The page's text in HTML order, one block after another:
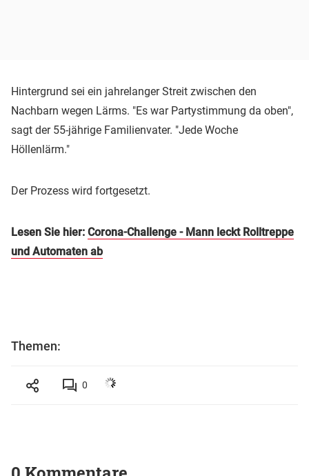
Hintergrund sei ein jahrelanger Streit zwischen den
Nachbarn wegen Lärms. "Es war Partystimmung da oben",
sagt der 55-jährige Familienvater. "Jede Woche
Höllenlärm."
Der Prozess wird fortgesetzt.
Lesen Sie hier: Corona-Challenge - Mann leckt Rolltreppe
und Automaten ab
Themen:
0